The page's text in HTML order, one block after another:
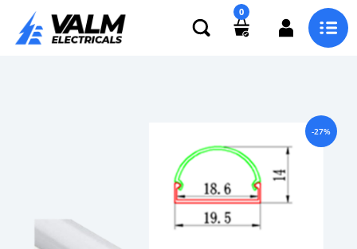
0
-27%